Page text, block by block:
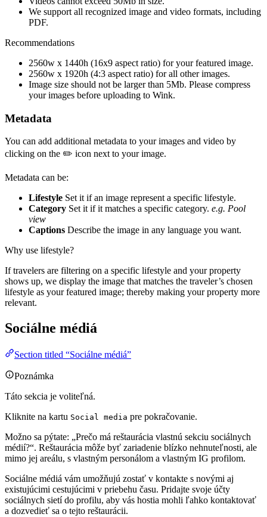
We support all recognized image and video formats, including
PDF.
Recommendations
2560w x 1440h (16x9 aspect ratio) for your featured image.
2560w x 1920h (4:3 aspect ratio) for all other images.
Image size should not be larger than 5Mb. Please compress
your images before uploading to Wink.
Metadata
You can add additional metadata to your images and video by
clicking on the ✏️ icon next to your image.
Metadata can be:
Lifestyle Set it if an image represent a specific lifestyle.
Category Set it if it matches a specific category. e.g. Pool
view
Captions Describe the image in any language you want.
Why use lifestyle?
If travelers are filtering on a specific lifestyle and your property
shows up, we display the image that matches the traveler’s chosen
lifestyle as your featured image; thereby making your property more
relevant.
Sociálne médiá
Section titled “Sociálne médiá”
Poznámka
Táto sekcia je voliteľná.
Kliknite na kartu Social media pre pokračovanie.
Možno sa pýtate: „Prečo má reštaurácia vlastnú sekciu sociálnych
médií?“. Reštaurácia môže byť zariadenie blízko nehnuteľnosti, ale
mimo jej areálu, s vlastným personálom a vlastným IG profilom.
Sociálne médiá vám umožňujú zostať v kontakte s novými aj
existujúcimi cestujúcimi v priebehu času. Pridajte svoje účty
sociálnych sietí do profilu, aby vás hostia mohli ľahko kontaktovať
a dozvedieť sa o tejto reštaurácii.